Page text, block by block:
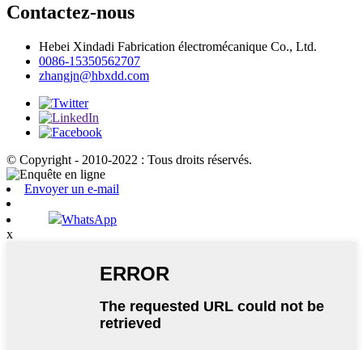
Contactez-nous
Hebei Xindadi Fabrication électromécanique Co., Ltd.
0086-15350562707
zhangjn@hbxdd.com
© Copyright - 2010-2022 : Tous droits réservés.
Envoyer un e-mail
WhatsApp
x